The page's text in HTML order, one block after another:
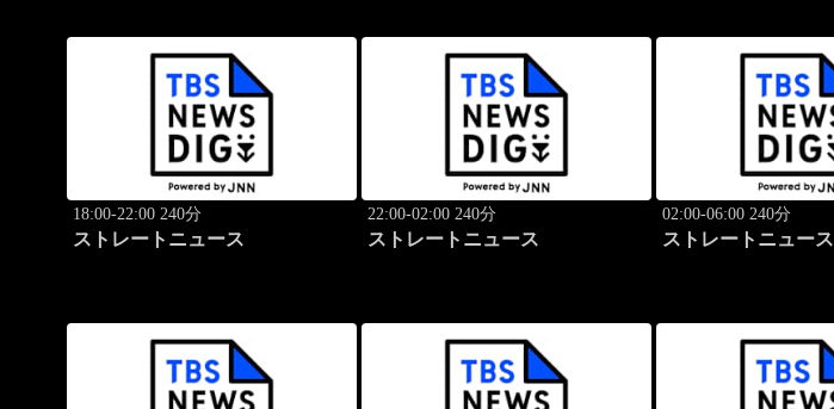
18:00-22:00 240分
ストレートニュース
22:00-02:00 240分
ストレートニュース
02:00-06:00 240分
ストレートニュース